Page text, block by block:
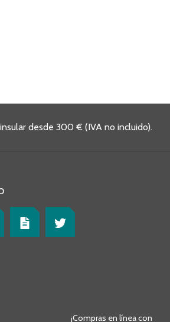
desde 300 € (IVA no incluido).
¡Compras en línea con